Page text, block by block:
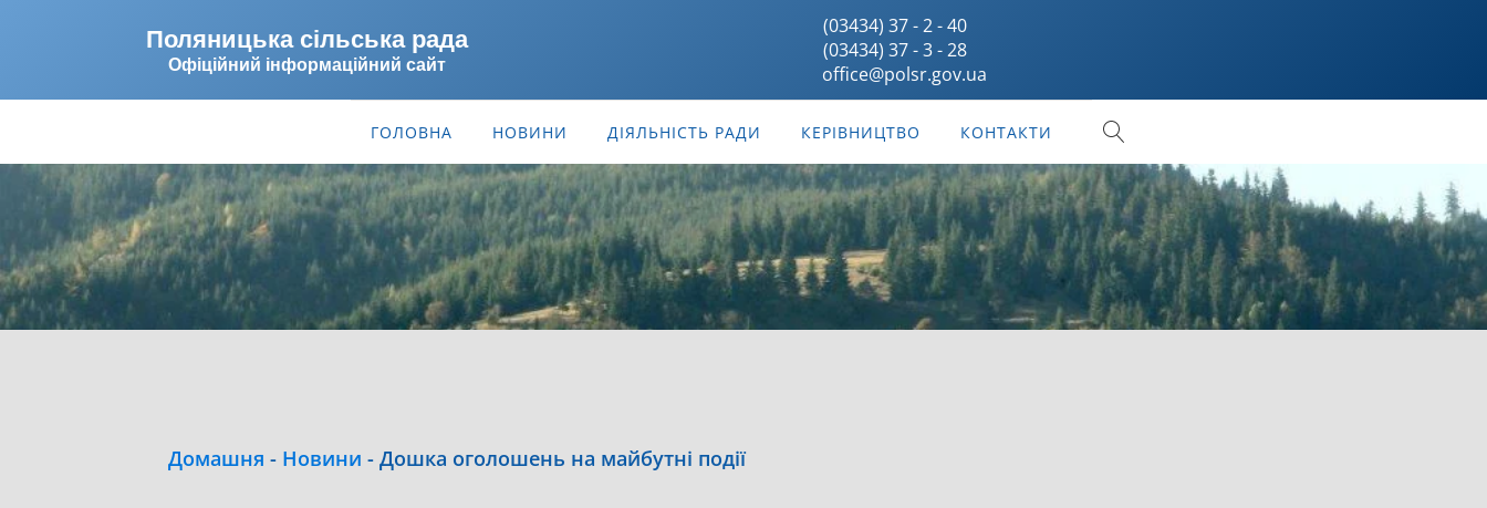
Поляницька сільська рада
Офіційний інформаційний сайт
(03434) 37 - 2 - 40
(03434) 37 - 3 - 28
office@polsr.gov.ua
ГОЛОВНА НОВИНИ ДІЯЛЬНІСТЬ РАДИ КЕРІВНИЦТВО КОНТАКТИ
Домашня - Новини - Дошка оголошень на майбутні події